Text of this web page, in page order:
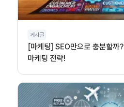
게시글
[마케팅] SEO만으로 충분할까
마케팅 전략!